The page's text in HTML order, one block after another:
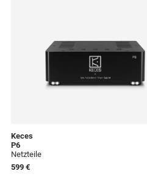
Keces
P6
Netzteile
599 €